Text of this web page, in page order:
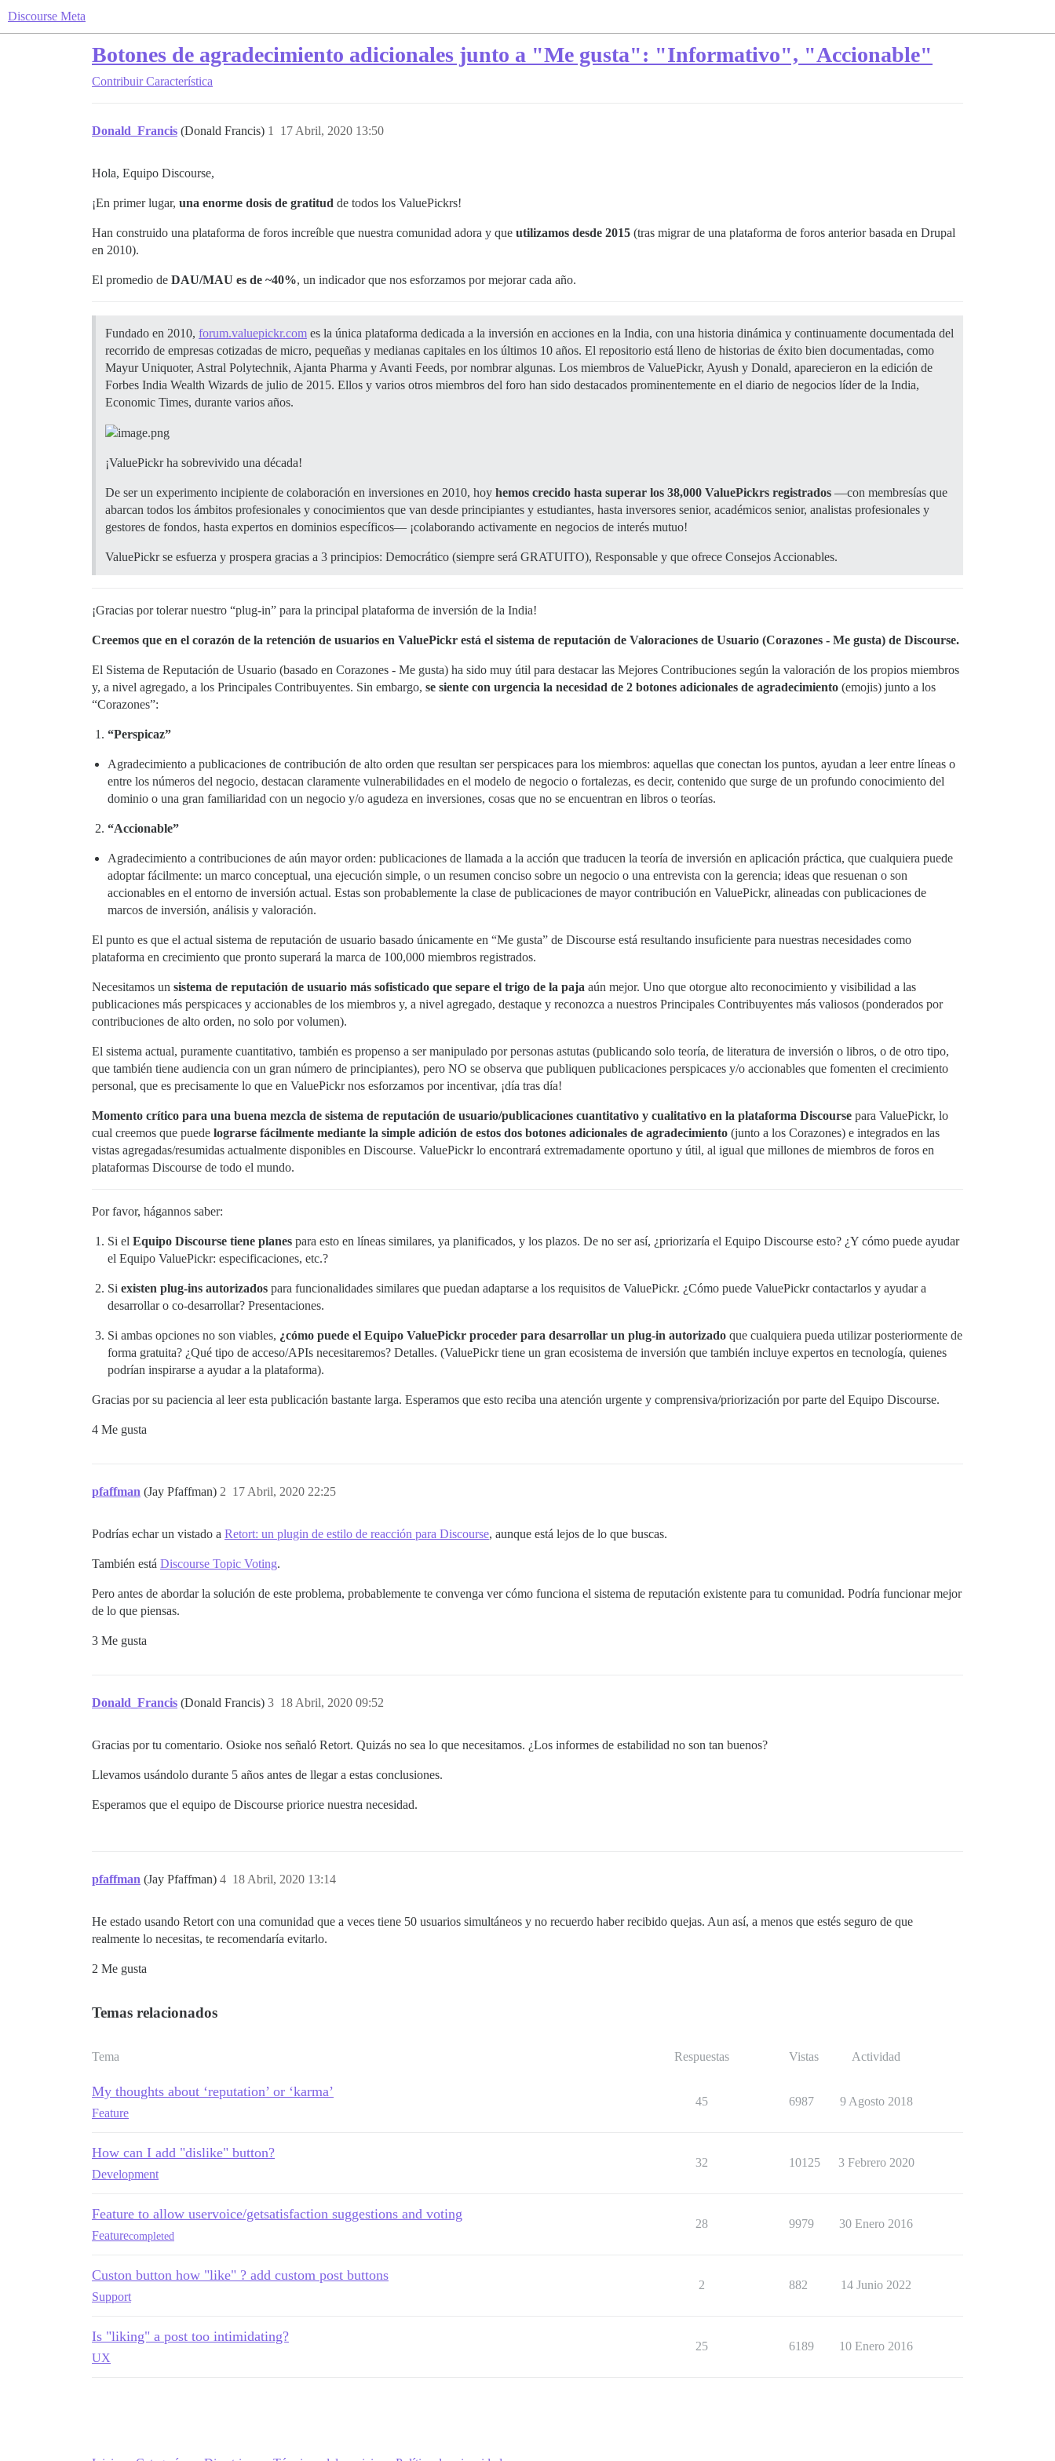
Discourse Meta
Botones de agradecimiento adicionales junto a "Me gusta": "Informativo", "Accionable"
Contribuir Característica
Donald_Francis (Donald Francis) 17 Abril, 2020 13:50
1
Hola, Equipo Discourse,
¡En primer lugar, una enorme dosis de gratitud de todos los ValuePickrs!
Han construido una plataforma de foros increíble que nuestra comunidad adora y que utilizamos desde 2015 (tras migrar de una plataforma de foros anterior basada en Drupal
en 2010).
El promedio de DAU/MAU es de ~40%, un indicador que nos esforzamos por mejorar cada año.
Fundado en 2010, forum.valuepickr.com es la única plataforma dedicada a la inversión en acciones en la India, con una historia dinámica y continuamente documentada del
recorrido de empresas cotizadas de micro, pequeñas y medianas capitales en los últimos 10 años. El repositorio está lleno de historias de éxito bien documentadas, como
Mayur Uniquoter, Astral Polytechnik, Ajanta Pharma y Avanti Feeds, por nombrar algunas. Los miembros de ValuePickr, Ayush y Donald, aparecieron en la edición de
Forbes India Wealth Wizards de julio de 2015. Ellos y varios otros miembros del foro han sido destacados prominentemente en el diario de negocios líder de la India,
Economic Times, durante varios años.
¡ValuePickr ha sobrevivido una década!
De ser un experimento incipiente de colaboración en inversiones en 2010, hoy hemos crecido hasta superar los 38,000 ValuePickrs registrados —con membresías que
abarcan todos los ámbitos profesionales y conocimientos que van desde principiantes y estudiantes, hasta inversores senior, académicos senior, analistas profesionales y
gestores de fondos, hasta expertos en dominios específicos— ¡colaborando activamente en negocios de interés mutuo!
ValuePickr se esfuerza y prospera gracias a 3 principios: Democrático (siempre será GRATUITO), Responsable y que ofrece Consejos Accionables.
¡Gracias por tolerar nuestro “plug-in” para la principal plataforma de inversión de la India!
Creemos que en el corazón de la retención de usuarios en ValuePickr está el sistema de reputación de Valoraciones de Usuario (Corazones - Me gusta) de Discourse.
El Sistema de Reputación de Usuario (basado en Corazones - Me gusta) ha sido muy útil para destacar las Mejores Contribuciones según la valoración de los propios miembros
y, a nivel agregado, a los Principales Contribuyentes. Sin embargo, se siente con urgencia la necesidad de 2 botones adicionales de agradecimiento (emojis) junto a los
“Corazones”:
“Perspicaz”
Agradecimiento a publicaciones de contribución de alto orden que resultan ser perspicaces para los miembros: aquellas que conectan los puntos, ayudan a leer entre líneas o
entre los números del negocio, destacan claramente vulnerabilidades en el modelo de negocio o fortalezas, es decir, contenido que surge de un profundo conocimiento del
dominio o una gran familiaridad con un negocio y/o agudeza en inversiones, cosas que no se encuentran en libros o teorías.
“Accionable”
Agradecimiento a contribuciones de aún mayor orden: publicaciones de llamada a la acción que traducen la teoría de inversión en aplicación práctica, que cualquiera puede
adoptar fácilmente: un marco conceptual, una ejecución simple, o un resumen conciso sobre un negocio o una entrevista con la gerencia; ideas que resuenan o son
accionables en el entorno de inversión actual. Estas son probablemente la clase de publicaciones de mayor contribución en ValuePickr, alineadas con publicaciones de
marcos de inversión, análisis y valoración.
El punto es que el actual sistema de reputación de usuario basado únicamente en “Me gusta” de Discourse está resultando insuficiente para nuestras necesidades como
plataforma en crecimiento que pronto superará la marca de 100,000 miembros registrados.
Necesitamos un sistema de reputación de usuario más sofisticado que separe el trigo de la paja aún mejor. Uno que otorgue alto reconocimiento y visibilidad a las
publicaciones más perspicaces y accionables de los miembros y, a nivel agregado, destaque y reconozca a nuestros Principales Contribuyentes más valiosos (ponderados por
contribuciones de alto orden, no solo por volumen).
El sistema actual, puramente cuantitativo, también es propenso a ser manipulado por personas astutas (publicando solo teoría, de literatura de inversión o libros, o de otro tipo,
que también tiene audiencia con un gran número de principiantes), pero NO se observa que publiquen publicaciones perspicaces y/o accionables que fomenten el crecimiento
personal, que es precisamente lo que en ValuePickr nos esforzamos por incentivar, ¡día tras día!
Momento crítico para una buena mezcla de sistema de reputación de usuario/publicaciones cuantitativo y cualitativo en la plataforma Discourse para ValuePickr, lo
cual creemos que puede lograrse fácilmente mediante la simple adición de estos dos botones adicionales de agradecimiento (junto a los Corazones) e integrados en las
vistas agregadas/resumidas actualmente disponibles en Discourse. ValuePickr lo encontrará extremadamente oportuno y útil, al igual que millones de miembros de foros en
plataformas Discourse de todo el mundo.
Por favor, hágannos saber:
Si el Equipo Discourse tiene planes para esto en líneas similares, ya planificados, y los plazos. De no ser así, ¿priorizaría el Equipo Discourse esto? ¿Y cómo puede ayudar
el Equipo ValuePickr: especificaciones, etc.?
Si existen plug-ins autorizados para funcionalidades similares que puedan adaptarse a los requisitos de ValuePickr. ¿Cómo puede ValuePickr contactarlos y ayudar a
desarrollar o co-desarrollar? Presentaciones.
Si ambas opciones no son viables, ¿cómo puede el Equipo ValuePickr proceder para desarrollar un plug-in autorizado que cualquiera pueda utilizar posteriormente de
forma gratuita? ¿Qué tipo de acceso/APIs necesitaremos? Detalles. (ValuePickr tiene un gran ecosistema de inversión que también incluye expertos en tecnología, quienes
podrían inspirarse a ayudar a la plataforma).
Gracias por su paciencia al leer esta publicación bastante larga. Esperamos que esto reciba una atención urgente y comprensiva/priorización por parte del Equipo Discourse.
4 Me gusta
pfaffman (Jay Pfaffman) 17 Abril, 2020 22:25
2
Podrías echar un vistado a Retort: un plugin de estilo de reacción para Discourse, aunque está lejos de lo que buscas.
También está Discourse Topic Voting.
Pero antes de abordar la solución de este problema, probablemente te convenga ver cómo funciona el sistema de reputación existente para tu comunidad. Podría funcionar mejor
de lo que piensas.
3 Me gusta
Donald_Francis (Donald Francis) 18 Abril, 2020 09:52
3
Gracias por tu comentario. Osioke nos señaló Retort. Quizás no sea lo que necesitamos. ¿Los informes de estabilidad no son tan buenos?
Llevamos usándolo durante 5 años antes de llegar a estas conclusiones.
Esperamos que el equipo de Discourse priorice nuestra necesidad.
pfaffman (Jay Pfaffman) 18 Abril, 2020 13:14
4
He estado usando Retort con una comunidad que a veces tiene 50 usuarios simultáneos y no recuerdo haber recibido quejas. Aun así, a menos que estés seguro de que
realmente lo necesitas, te recomendaría evitarlo.
2 Me gusta
Temas relacionados
Tema Respuestas Vistas Actividad
My thoughts about ‘reputation’ or ‘karma’
Feature
45 6987 9 Agosto 2018
How can I add "dislike" button?
Development
32 10125 3 Febrero 2020
Feature to allow uservoice/getsatisfaction suggestions and voting
Featurecompleted
28 9979 30 Enero 2016
Custon button how "like" ? add custom post buttons
Support
2 882 14 Junio 2022
Is "liking" a post too intimidating?
UX
25 6189 10 Enero 2016